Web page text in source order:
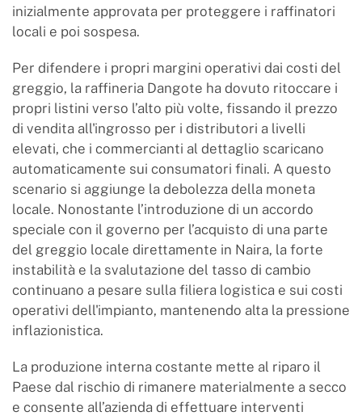
inizialmente approvata per proteggere i raffinatori
locali e poi sospesa.
Per difendere i propri margini operativi dai costi del
greggio, la raffineria Dangote ha dovuto ritoccare i
propri listini verso l’alto più volte, fissando il prezzo
di vendita all'ingrosso per i distributori a livelli
elevati, che i commercianti al dettaglio scaricano
automaticamente sui consumatori finali. A questo
scenario si aggiunge la debolezza della moneta
locale. Nonostante l’introduzione di un accordo
speciale con il governo per l’acquisto di una parte
del greggio locale direttamente in Naira, la forte
instabilità e la svalutazione del tasso di cambio
continuano a pesare sulla filiera logistica e sui costi
operativi dell'impianto, mantenendo alta la pressione
inflazionistica.
La produzione interna costante mette al riparo il
Paese dal rischio di rimanere materialmente a secco
e consente all’azienda di effettuare interventi